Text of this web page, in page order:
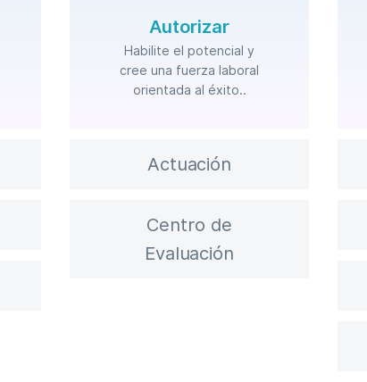
Autorizar
Habilite el potencial y
cree una fuerza laboral
orientada al éxito..
Actuación
Centro de
Evaluación